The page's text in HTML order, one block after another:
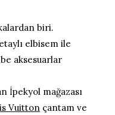
biri.
elbisem ile
aksesuarlar
İpekyol mağazası
Vuitton çantam ve